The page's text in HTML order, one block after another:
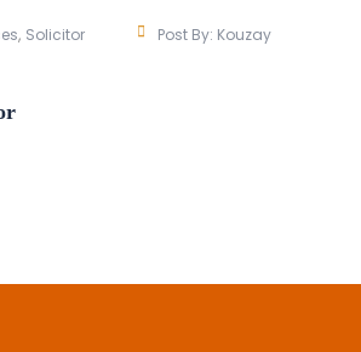
, Solicitor Post By: Kouzay